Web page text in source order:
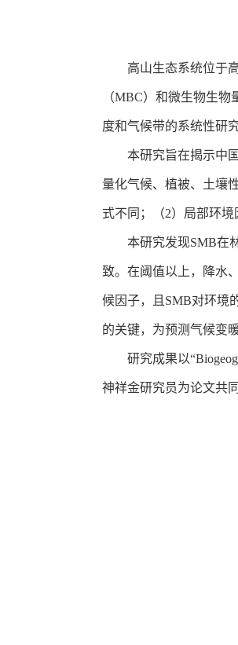
高山生态系统位于
（MBC）和微生物生
度和气候带的系统性研
本研究旨在揭示中
量化气候、植被、土壤
式不同；（2）局部环境
本研究发现SMB在
致。在阈值以上，降水
候因子，且SMB对环境
的关键，为预测气候变
研究成果以
神祥金研究员为论文共